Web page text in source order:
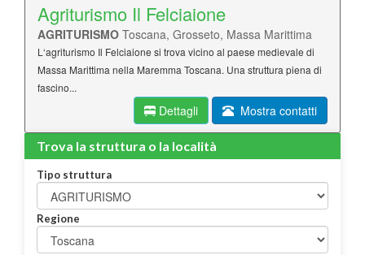
Agriturismo Il Felciaione
AGRITURISMO Toscana, Grosseto, Massa Marittima
L‘agriturismo Il Felciaione si trova vicino al paese medievale di
Massa Marittima nella Maremma Toscana. Una struttura piena di
fascino...
Dettagli Mostra contatti
Trova la struttura o la località
Tipo struttura
Regione